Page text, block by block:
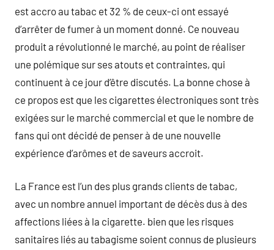
est accro au tabac et 32 % de ceux-ci ont essayé
d’arrêter de fumer à un moment donné. Ce nouveau
produit a révolutionné le marché, au point de réaliser
une polémique sur ses atouts et contraintes, qui
continuent à ce jour d’être discutés. La bonne chose à
ce propos est que les cigarettes électroniques sont très
exigées sur le marché commercial et que le nombre de
fans qui ont décidé de penser à de une nouvelle
expérience d’arômes et de saveurs accroit.
La France est l’un des plus grands clients de tabac,
avec un nombre annuel important de décès dus à des
affections liées à la cigarette. bien que les risques
sanitaires liés au tabagisme soient connus de plusieurs